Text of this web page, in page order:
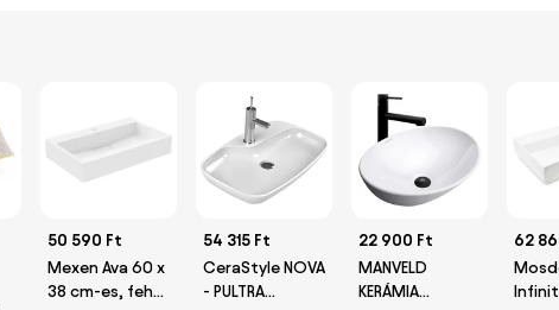
50 590 Ft
Mexen Ava 60 x
38 cm-es, fehér
54 315 Ft
CeraStyle NOVA
- PULTRA
22 900 Ft
MANVELD
KERÁMIA
62